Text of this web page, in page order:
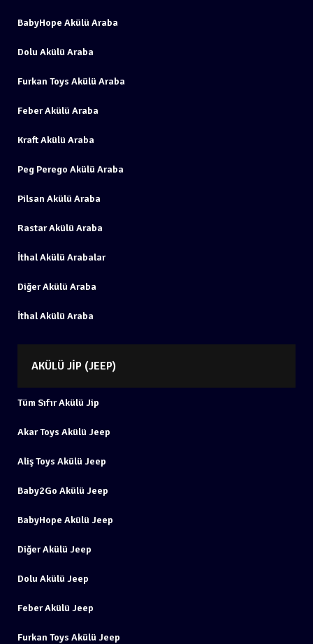
BabyHope Akülü Araba
Dolu Akülü Araba
Furkan Toys Akülü Araba
Feber Akülü Araba
Kraft Akülü Araba
Peg Perego Akülü Araba
Pilsan Akülü Araba
Rastar Akülü Araba
İthal Akülü Arabalar
Diğer Akülü Araba
İthal Akülü Araba
AKÜLÜ JIP (JEEP)
Tüm Sıfır Akülü Jip
Akar Toys Akülü Jeep
Aliş Toys Akülü Jeep
Baby2Go Akülü Jeep
BabyHope Akülü Jeep
Diğer Akülü Jeep
Dolu Akülü Jeep
Feber Akülü Jeep
Furkan Toys Akülü Jeep